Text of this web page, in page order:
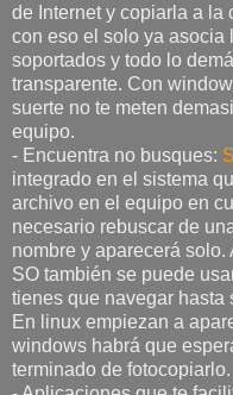
de Internet y copiarla a la
con eso el solo ya asocia
soportados y todo lo
transparente. Con
suerte no te meten
equipo.
- Encuentra no busques:
integrado en el sistema
archivo en el equipo en
necesario rebuscar de
nombre y aparecerá solo.
SO también se puede
tienes que navegar hasta
En linux empiezan a
windows habrá que
terminado de fotocopiarlo.